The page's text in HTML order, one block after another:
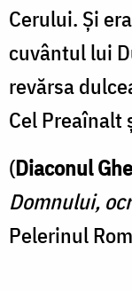
Cerului. Și
cuvântul lui
revărsa
Cel Preaînalt
(Diaconul
Domnului,
Pelerinul